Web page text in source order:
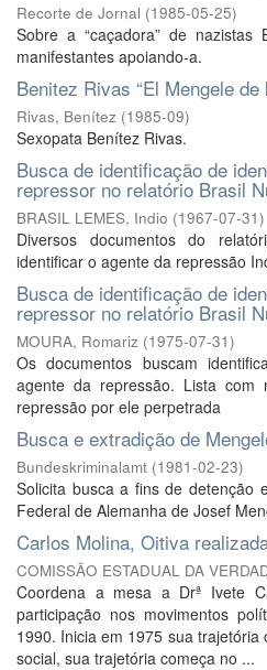
Recorte de Jornal (1985-05-25)
Sobre a “caçadora” de nazistas
manifestantes apoiando-a.
Benitez Rivas “El Mengele
Rivas, Benítez (1985-09)
Sexopata Benítez Rivas.
Busca de identificação de
repressor no relatório Brasil
BRASIL LEMES, Indio (1967-07-31)
Diversos documentos do
identificar o agente da repressão
Busca de identificação de
repressor no relatório Brasil
MOURA, Romariz (1975-07-31)
Os documentos buscam
agente da repressão. Lista com
repressão por ele perpetrada
Busca e extradição de
Bundeskriminalamt (1981-02-23)
Solicita busca a fins de detenção
Federal de Alemanha de Josef
Carlos Molina, Oitiva
COMISSÃO ESTADUAL DA
Coordena a mesa a Drª Ivete
participação nos movimentos
1990. Inicia em 1975 sua
social, sua trajetória começa no ...